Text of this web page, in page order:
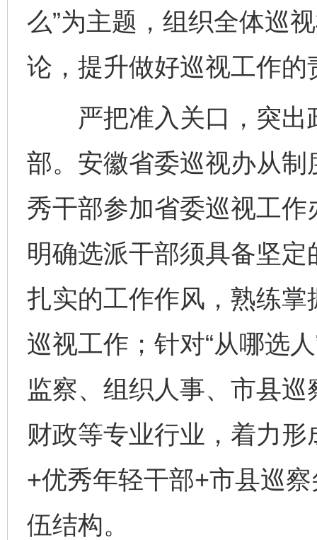
么”为主题，组织全体巡
论，提升做好巡视工作
严把准入关口，突出
部。安徽省委巡视办从
秀干部参加省委巡视工作
明确选派干部须具备坚
扎实的工作作风，熟练
巡视工作；针对“从哪选
监察、组织人事、市县
财政等专业行业，着力
+优秀年轻干部+市县巡
伍结构。